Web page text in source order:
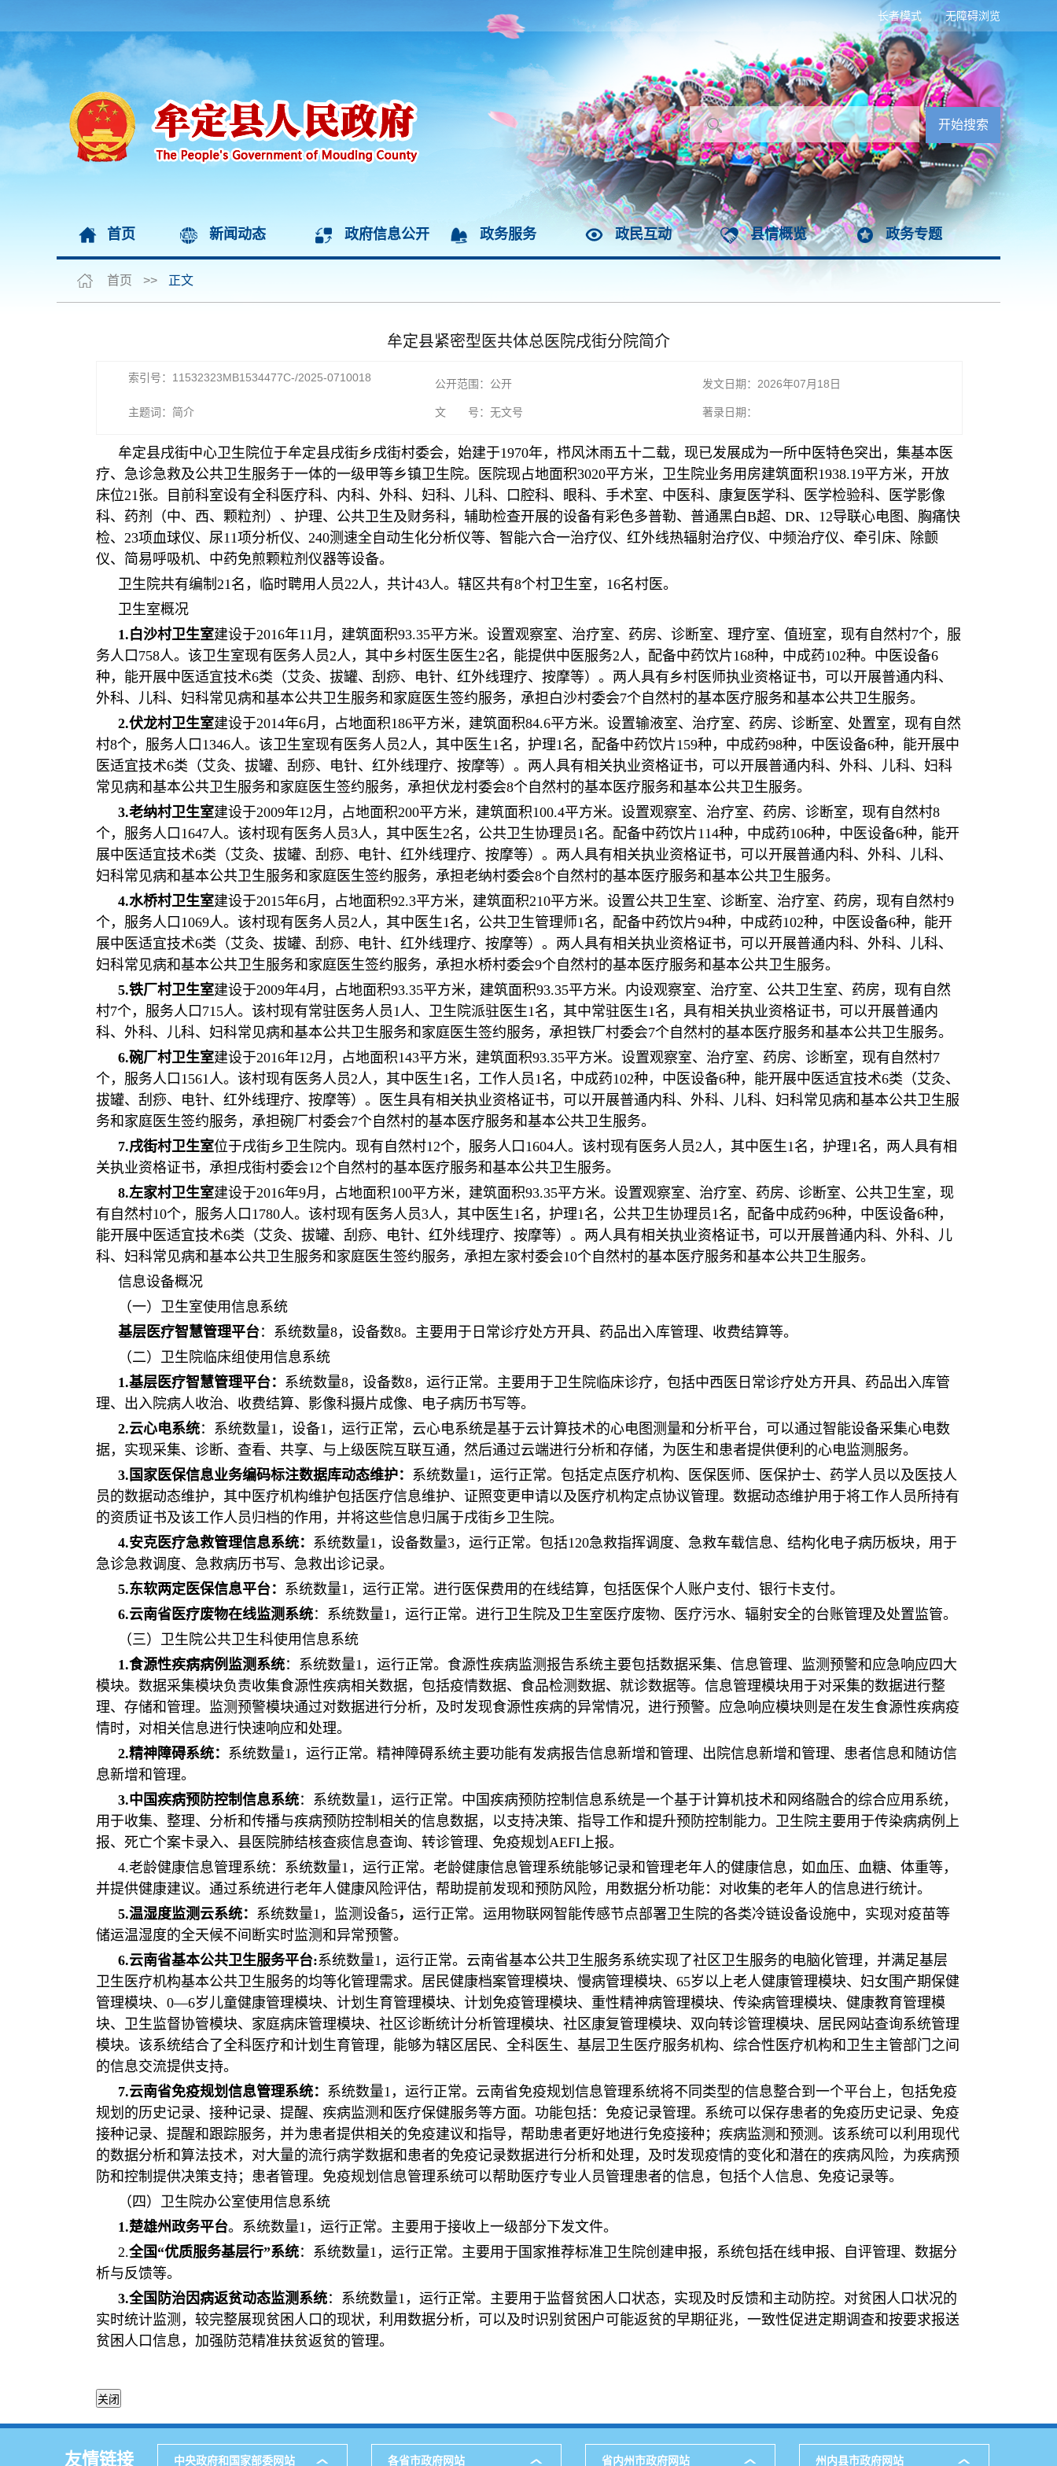
无障碍浏览
长者模式
首页 新闻动态 政府信息公开 政务服务 政民互动 县情概览 政务专题
首页 >> 正文
牟定县紧密型医共体总医院戌街分院简介
索引号：11532323MB1534477C-/2025-0710018 公开范围：公开 发文日期：2026年07月18日
主题词：简介 文 号：无文号 著录日期：
牟定县戌街中心卫生院位于牟定县戌街乡戌街村委会，始建于1970年，栉风沐雨五十二载，现已发展成为一所中医特色突出，集基本医
疗、急诊急救及公共卫生服务于一体的一级甲等乡镇卫生院。医院现占地面积3020平方米，卫生院业务用房建筑面积1938.19平方米，开放
床位21张。目前科室设有全科医疗科、内科、外科、妇科、儿科、口腔科、眼科、手术室、中医科、康复医学科、医学检验科、医学影像
科、药剂（中、西、颗粒剂）、护理、公共卫生及财务科，辅助检查开展的设备有彩色多普勒、普通黑白B超、DR、12导联心电图、胸痛快
检、23项血球仪、尿11项分析仪、240测速全自动生化分析仪等、智能六合一治疗仪、红外线热辐射治疗仪、中频治疗仪、牵引床、除颤
仪、简易呼吸机、中药免煎颗粒剂仪器等设备。
卫生院共有编制21名，临时聘用人员22人，共计43人。辖区共有8个村卫生室，16名村医。
卫生室概况
1.白沙村卫生室建设于2016年11月，建筑面积93.35平方米。设置观察室、治疗室、药房、诊断室、理疗室、值班室，现有自然村7个，服
务人口758人。该卫生室现有医务人员2人，其中乡村医生医生2名，能提供中医服务2人，配备中药饮片168种，中成药102种。中医设备6
种，能开展中医适宜技术6类（艾灸、拔罐、刮痧、电针、红外线理疗、按摩等）。两人具有乡村医师执业资格证书，可以开展普通内科、
外科、儿科、妇科常见病和基本公共卫生服务和家庭医生签约服务，承担白沙村委会7个自然村的基本医疗服务和基本公共卫生服务。
2.伏龙村卫生室建设于2014年6月，占地面积186平方米，建筑面积84.6平方米。设置输液室、治疗室、药房、诊断室、处置室，现有自然
村8个，服务人口1346人。该卫生室现有医务人员2人，其中医生1名，护理1名，配备中药饮片159种，中成药98种，中医设备6种，能开展中
医适宜技术6类（艾灸、拔罐、刮痧、电针、红外线理疗、按摩等）。两人具有相关执业资格证书，可以开展普通内科、外科、儿科、妇科
常见病和基本公共卫生服务和家庭医生签约服务，承担伏龙村委会8个自然村的基本医疗服务和基本公共卫生服务。
3.老纳村卫生室建设于2009年12月，占地面积200平方米，建筑面积100.4平方米。设置观察室、治疗室、药房、诊断室，现有自然村8
个，服务人口1647人。该村现有医务人员3人，其中医生2名，公共卫生协理员1名。配备中药饮片114种，中成药106种，中医设备6种，能开
展中医适宜技术6类（艾灸、拔罐、刮痧、电针、红外线理疗、按摩等）。两人具有相关执业资格证书，可以开展普通内科、外科、儿科、
妇科常见病和基本公共卫生服务和家庭医生签约服务，承担老纳村委会8个自然村的基本医疗服务和基本公共卫生服务。
4.水桥村卫生室建设于2015年6月，占地面积92.3平方米，建筑面积210平方米。设置公共卫生室、诊断室、治疗室、药房，现有自然村9
个，服务人口1069人。该村现有医务人员2人，其中医生1名，公共卫生管理师1名，配备中药饮片94种，中成药102种，中医设备6种，能开
展中医适宜技术6类（艾灸、拔罐、刮痧、电针、红外线理疗、按摩等）。两人具有相关执业资格证书，可以开展普通内科、外科、儿科、
妇科常见病和基本公共卫生服务和家庭医生签约服务，承担水桥村委会9个自然村的基本医疗服务和基本公共卫生服务。
5.铁厂村卫生室建设于2009年4月，占地面积93.35平方米，建筑面积93.35平方米。内设观察室、治疗室、公共卫生室、药房，现有自然
村7个，服务人口715人。该村现有常驻医务人员1人、卫生院派驻医生1名，其中常驻医生1名，具有相关执业资格证书，可以开展普通内
科、外科、儿科、妇科常见病和基本公共卫生服务和家庭医生签约服务，承担铁厂村委会7个自然村的基本医疗服务和基本公共卫生服务。
6.碗厂村卫生室建设于2016年12月，占地面积143平方米，建筑面积93.35平方米。设置观察室、治疗室、药房、诊断室，现有自然村7
个，服务人口1561人。该村现有医务人员2人，其中医生1名，工作人员1名，中成药102种，中医设备6种，能开展中医适宜技术6类（艾灸、
拔罐、刮痧、电针、红外线理疗、按摩等）。医生具有相关执业资格证书，可以开展普通内科、外科、儿科、妇科常见病和基本公共卫生服
务和家庭医生签约服务，承担碗厂村委会7个自然村的基本医疗服务和基本公共卫生服务。
7.戌街村卫生室位于戌街乡卫生院内。现有自然村12个，服务人口1604人。该村现有医务人员2人，其中医生1名，护理1名，两人具有相
关执业资格证书，承担戌街村委会12个自然村的基本医疗服务和基本公共卫生服务。
8.左家村卫生室建设于2016年9月，占地面积100平方米，建筑面积93.35平方米。设置观察室、治疗室、药房、诊断室、公共卫生室，现
有自然村10个，服务人口1780人。该村现有医务人员3人，其中医生1名，护理1名，公共卫生协理员1名，配备中成药96种，中医设备6种，
能开展中医适宜技术6类（艾灸、拔罐、刮痧、电针、红外线理疗、按摩等）。两人具有相关执业资格证书，可以开展普通内科、外科、儿
科、妇科常见病和基本公共卫生服务和家庭医生签约服务，承担左家村委会10个自然村的基本医疗服务和基本公共卫生服务。
信息设备概况
（一）卫生室使用信息系统
基层医疗智慧管理平台：系统数量8，设备数8。主要用于日常诊疗处方开具、药品出入库管理、收费结算等。
（二）卫生院临床组使用信息系统
1.基层医疗智慧管理平台： 系统数量8，设备数8，运行正常。主要用于卫生院临床诊疗，包括中西医日常诊疗处方开具、药品出入库管
理、出入院病人收治、收费结算、影像科摄片成像、电子病历书写等。
2.云心电系统：系统数量1，设备1，运行正常，云心电系统是基于云计算技术的心电图测量和分析平台，可以通过智能设备采集心电数
据，实现采集、诊断、查看、共享、与上级医院互联互通，然后通过云端进行分析和存储，为医生和患者提供便利的心电监测服务。
3.国家医保信息业务编码标注数据库动态维护： 系统数量1，运行正常。包括定点医疗机构、医保医师、医保护士、药学人员以及医技人
员的数据动态维护，其中医疗机构维护包括医疗信息维护、证照变更申请以及医疗机构定点协议管理。数据动态维护用于将工作人员所持有
的资质证书及该工作人员归档的作用，并将这些信息归属于戌街乡卫生院。
4.安克医疗急救管理信息系统： 系统数量1，设备数量3，运行正常。包括120急救指挥调度、急救车载信息、结构化电子病历板块，用于
急诊急救调度、急救病历书写、急救出诊记录。
5.东软两定医保信息平台： 系统数量1，运行正常。进行医保费用的在线结算，包括医保个人账户支付、银行卡支付。
6.云南省医疗废物在线监测系统：系统数量1，运行正常。进行卫生院及卫生室医疗废物、医疗污水、辐射安全的台账管理及处置监管。
（三）卫生院公共卫生科使用信息系统
1.食源性疾病病例监测系统：系统数量1，运行正常。食源性疾病监测报告系统主要包括数据采集、信息管理、监测预警和应急响应四大
模块。数据采集模块负责收集食源性疾病相关数据，包括疫情数据、食品检测数据、就诊数据等。信息管理模块用于对采集的数据进行整
理、存储和管理。监测预警模块通过对数据进行分析，及时发现食源性疾病的异常情况，进行预警。应急响应模块则是在发生食源性疾病疫
情时，对相关信息进行快速响应和处理。
2.精神障碍系统： 系统数量1，运行正常。精神障碍系统主要功能有发病报告信息新增和管理、出院信息新增和管理、患者信息和随访信
息新增和管理。
3.中国疾病预防控制信息系统：系统数量1，运行正常。中国疾病预防控制信息系统是一个基于计算机技术和网络融合的综合应用系统，
用于收集、整理、分析和传播与疾病预防控制相关的信息数据，以支持决策、指导工作和提升预防控制能力。卫生院主要用于传染病病例上
报、死亡个案卡录入、县医院肺结核查痰信息查询、转诊管理、免疫规划AEFI上报。
4.老龄健康信息管理系统：系统数量1，运行正常。老龄健康信息管理系统能够记录和管理老年人的健康信息，如血压、血糖、体重等，
并提供健康建议。通过系统进行老年人健康风险评估，帮助提前发现和预防风险，用数据分析功能：对收集的老年人的信息进行统计。
5.温湿度监测云系统： 系统数量1，监测设备5， 运行正常。运用物联网智能传感节点部署卫生院的各类冷链设备设施中，实现对疫苗等
储运温湿度的全天候不间断实时监测和异常预警。
6.云南省基本公共卫生服务平台:系统数量1，运行正常。云南省基本公共卫生服务系统实现了社区卫生服务的电脑化管理，并满足基层
卫生医疗机构基本公共卫生服务的均等化管理需求。居民健康档案管理模块、慢病管理模块、65岁以上老人健康管理模块、妇女围产期保健
管理模块、0—6岁儿童健康管理模块、计划生育管理模块、计划免疫管理模块、重性精神病管理模块、传染病管理模块、健康教育管理模
块、卫生监督协管模块、家庭病床管理模块、社区诊断统计分析管理模块、社区康复管理模块、双向转诊管理模块、居民网站查询系统管理
模块。该系统结合了全科医疗和计划生育管理，能够为辖区居民、全科医生、基层卫生医疗服务机构、综合性医疗机构和卫生主管部门之间
的信息交流提供支持。
7.云南省免疫规划信息管理系统： 系统数量1，运行正常。云南省免疫规划信息管理系统将不同类型的信息整合到一个平台上，包括免疫
规划的历史记录、接种记录、提醒、疾病监测和医疗保健服务等方面。功能包括：免疫记录管理。系统可以保存患者的免疫历史记录、免疫
接种记录、提醒和跟踪服务，并为患者提供相关的免疫建议和指导，帮助患者更好地进行免疫接种；疾病监测和预测。该系统可以利用现代
的数据分析和算法技术，对大量的流行病学数据和患者的免疫记录数据进行分析和处理，及时发现疫情的变化和潜在的疾病风险，为疾病预
防和控制提供决策支持；患者管理。免疫规划信息管理系统可以帮助医疗专业人员管理患者的信息，包括个人信息、免疫记录等。
（四）卫生院办公室使用信息系统
1.楚雄州政务平台。系统数量1，运行正常。主要用于接收上一级部分下发文件。
2.全国“优质服务基层行”系统：系统数量1，运行正常。主要用于国家推荐标准卫生院创建申报，系统包括在线申报、自评管理、数据分
析与反馈等。
3.全国防治因病返贫动态监测系统：系统数量1，运行正常。主要用于监督贫困人口状态，实现及时反馈和主动防控。对贫困人口状况的
实时统计监测，较完整展现贫困人口的现状，利用数据分析，可以及时识别贫困户可能返贫的早期征兆，一致性促进定期调查和按要求报送
贫困人口信息，加强防范精准扶贫返贫的管理。
友情链接 中央政府和国家部委网站 各省市政府网站 省内州市政府网站 州内县市政府网站